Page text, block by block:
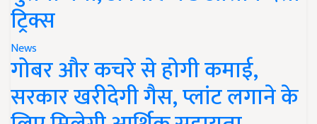
ट्रिक्स
News
गोबर और कचरे से होगी कमाई,
सरकार खरीदेगी गैस, प्लांट लगाने के